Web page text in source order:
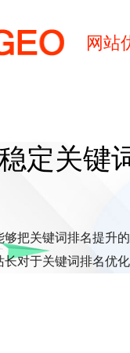
网站
定关键
把关键词排名提升
对于关键词排名优